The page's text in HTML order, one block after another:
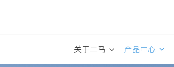
关于二马 产品中心